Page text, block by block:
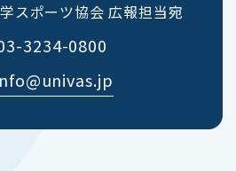
スポーツ協会 広報担当宛
3234-0800